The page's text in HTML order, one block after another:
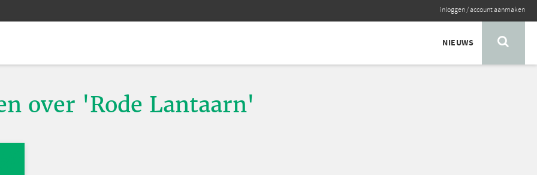
inloggen/account aanmaken
NIEUWS
over 'Rode Lantaarn'